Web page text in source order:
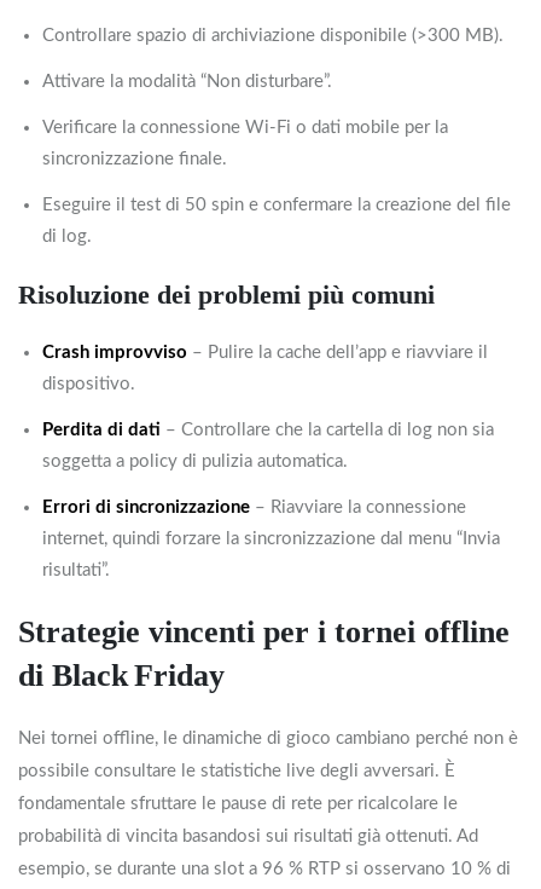
Controllare spazio di archiviazione disponibile (>300 MB).
Attivare la modalità “Non disturbare”.
Verificare la connessione Wi‑Fi o dati mobile per la
sincronizzazione finale.
Eseguire il test di 50 spin e confermare la creazione del file
di log.
Risoluzione dei problemi più comuni
Crash improvviso – Pulire la cache dell’app e riavviare il
dispositivo.
Perdita di dati – Controllare che la cartella di log non sia
soggetta a policy di pulizia automatica.
Errori di sincronizzazione – Riavviare la connessione
internet, quindi forzare la sincronizzazione dal menu “Invia
risultati”.
Strategie vincenti per i tornei offline
di Black Friday
Nei tornei offline, le dinamiche di gioco cambiano perché non è
possibile consultare le statistiche live degli avversari. È
fondamentale sfruttare le pause di rete per ricalcolare le
probabilità di vincita basandosi sui risultati già ottenuti. Ad
esempio, se durante una slot a 96 % RTP si osservano 10 % di